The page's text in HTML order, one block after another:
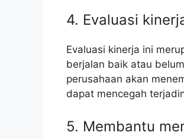
4. Evaluasi
Evaluasi kinerja ini
berjalan baik atau
perusahaan akan
dapat mencegah
5. Membantu